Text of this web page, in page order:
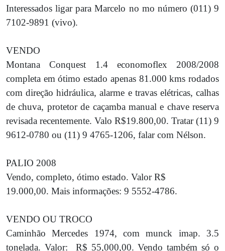
Interessados ligar para Marcelo no mo número (011) 9
7102-9891 (vivo).
VENDO
Montana Conquest 1.4 economoflex 2008/2008
completa em ótimo estado apenas 81.000 kms rodados
com direção hidráulica, alarme e travas elétricas, calhas
de chuva, protetor de caçamba manual e chave reserva
revisada recentemente. Valo R$19.800,00. Tratar (11) 9
9612-0780 ou (11) 9 4765-1206, falar com Nélson.
PALIO 2008
Vendo, completo, ótimo estado. Valor R$
19.000,00. Mais informações: 9 5552-4786.
VENDO OU TROCO
Caminhão Mercedes 1974, com munck imap. 3.5
tonelada. Valor: R$ 55,000,00. Vendo também só o